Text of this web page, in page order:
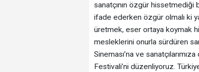
sanatçının özgür
ifade ederken özgür olmalı ki
üretmek, eser ortaya koymak
mesleklerini onurla sürdüren
Sineması’na ve
Festivali’ni düzenliyoruz.